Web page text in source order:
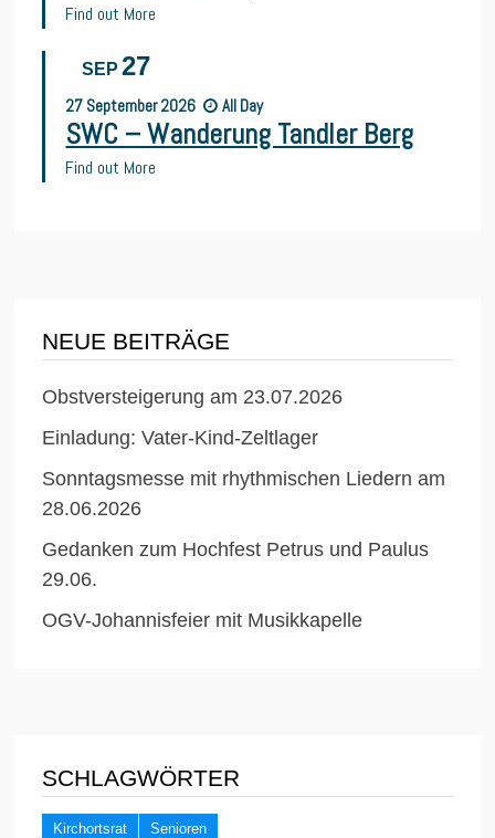
Find out More
SEP 27
27 September2026 All Day
SWC – Wanderung Tandler Berg
Find out More
NEUE BEITRÄGE
Obstversteigerung am 23.07.2026
Einladung: Vater-Kind-Zeltlager
Sonntagsmesse mit rhythmischen Liedern am
28.06.2026
Gedanken zum Hochfest Petrus und Paulus
29.06.
OGV-Johannisfeier mit Musikkapelle
SCHLAGWÖRTER
Kirchortsrat Senioren